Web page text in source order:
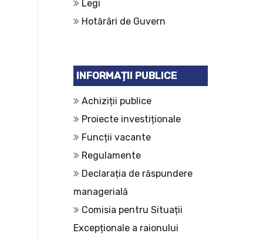
Legi
Hotărâri de Guvern
INFORMAȚII PUBLICE
Achiziții publice
Proiecte investiționale
Funcții vacante
Regulamente
Declarația de răspundere
managerială
Comisia pentru Situații
Excepționale a raionului